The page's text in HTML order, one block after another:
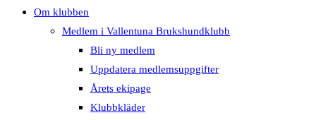
Om klubben
Medlem i Vallentuna Brukshundklubb
Bli ny medlem
Uppdatera medlemsuppgifter
Årets ekipage
Klubbkläder